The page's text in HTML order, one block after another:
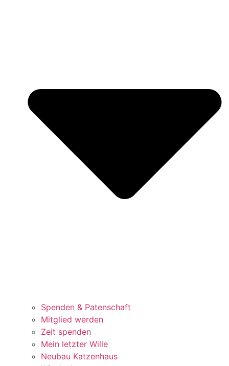
Spenden & Patenschaft
Mitglied werden
Zeit spenden
Mein letzter Wille
Neubau Katzenhaus